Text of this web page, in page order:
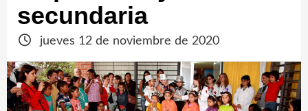
secundaria
jueves 12 de noviembre de 2020